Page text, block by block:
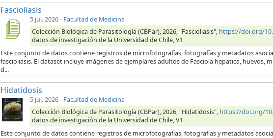
Fascioliasis
5 jul. 2026- Facultad de Medicina
Colección Biológica de Parasitología (CBPar), 2026, "Fascioliasis", https://doi.org/
datos de investigación de la Universidad de Chile, V1
Este conjunto de datos contiene registros de microfotografías, fotografías y metadatos
fascioliasis. El dataset incluye imágenes de ejemplares adultos de Fasciola hepatica, huevos,
d...
Hidatidosis
5 jul. 2026- Facultad de Medicina
Colección Biológica de Parasitología (CBPar), 2026, "Hidatidosis", https://doi.org/
datos de investigación de la Universidad de Chile, V1
Este conjunto de datos contiene registros de microfotografías, fotografías y metadatos